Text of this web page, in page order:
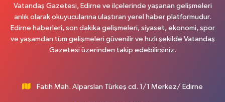
Vatandaş Gazetesi, Edirne ve ilçelerinde yaşanan gelişmeleri
anlık olarak okuyucularına ulaştıran yerel haber platformudur.
Edirne haberleri, son dakika gelişmeleri, siyaset, ekonomi, spor
ve yaşamdan tüm gelişmeleri güvenilir ve hızlı şekilde Vatandaş
Gazetesi üzerinden takip edebilirsiniz.
Fatih Mah. Alparslan Türkeş cd. 1/1 Merkez/ Edirne